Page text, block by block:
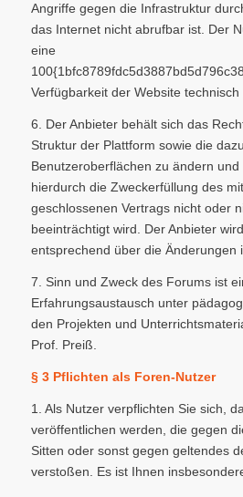
Angriffe gegen die Infrastruktur
das Internet nicht abrufbar ist. Der
eine
Verfügbarkeit der Website technisch
6. Der Anbieter behält sich das
Struktur der Plattform sowie die
Benutzeroberflächen zu ändern
hierdurch die Zweckerfüllung des
geschlossenen Vertrags nicht oder
beeinträchtigt wird. Der Anbieter
entsprechend über die Änderungen
7. Sinn und Zweck des Forums ist
Erfahrungsaustausch unter
den Projekten und
Prof. Preiß.
§ 3 Pflichten als Foren-Nutzer
1. Als Nutzer verpflichten Sie sich,
veröffentlichen werden, die gegen
Sitten oder sonst gegen geltendes
verstoßen. Es ist Ihnen